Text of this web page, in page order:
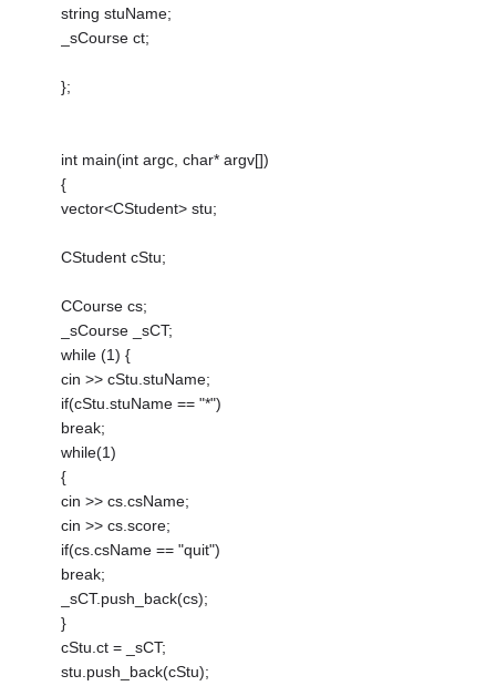
string stuName;
_sCourse ct;
};
int main(int argc, char* argv[])
{
vector<CStudent> stu;
CStudent cStu;
CCourse cs;
_sCourse _sCT;
while (1) {
cin >> cStu.stuName;
if(cStu.stuName == "*")
break;
while(1)
{
cin >> cs.csName;
cin >> cs.score;
if(cs.csName == "quit")
break;
_sCT.push_back(cs);
}
cStu.ct = _sCT;
stu.push_back(cStu);